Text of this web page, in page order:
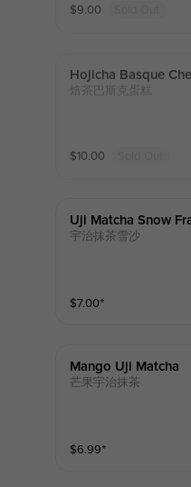
$9.00
Hojicha Basque
焙茶巴斯克蛋糕
$10.00
Uji Matcha Snow
宇治抹茶雪沙
$7.00⁺
Mango Uji Matcha
芒果宇治抹茶
$6.99⁺